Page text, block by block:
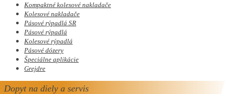
Kompaktné kolesové nakladače
Kolesové nakladače
Pásové rýpadlá SR
Pásové rýpadlá
Kolesové rýpadlá
Pásové dózery
Špeciálne aplikácie
Grejdre
Dopyt na diely a servis